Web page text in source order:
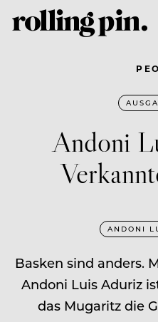
Andoni
ANDONI
Basken sind anders.
Andoni Luis Aduriz
das Mugaritz die